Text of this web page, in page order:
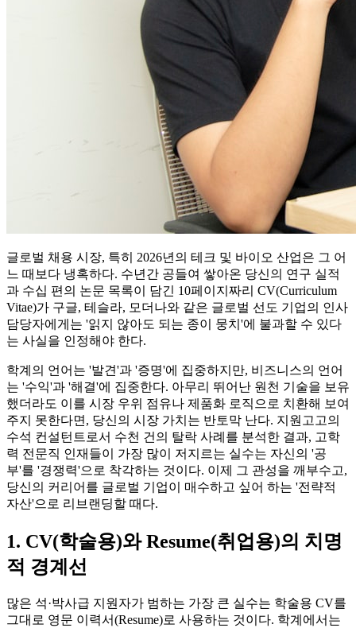
글로벌 채용 시장, 특히 2026년의 테크 및 바이오 산업은 그 어
느 때보다 냉혹하다. 수년간 공들여 쌓아온 당신의 연구 실적
과 수십 편의 논문 목록이 담긴 10페이지짜리 CV(Curriculum
Vitae)가 구글, 테슬라, 모더나와 같은 글로벌 선도 기업의 인사
담당자에게는 '읽지 않아도 되는 종이 뭉치'에 불과할 수 있다
는 사실을 인정해야 한다.
학계의 언어는 '발견'과 '증명'에 집중하지만, 비즈니스의 언어
는 '수익'과 '해결'에 집중한다. 아무리 뛰어난 원천 기술을 보유
했더라도 이를 시장 우위 점유나 제품화 로직으로 치환해 보여
주지 못한다면, 당신의 시장 가치는 반토막 난다. 지원고고의
수석 컨설턴트로서 수천 건의 탈락 사례를 분석한 결과, 고학
력 전문직 인재들이 가장 많이 저지르는 실수는 자신의 '공
부'를 '경쟁력'으로 착각하는 것이다. 이제 그 관성을 깨부수고,
당신의 커리어를 글로벌 기업이 매수하고 싶어 하는 '전략적
자산'으로 리브랜딩할 때다.
1. CV(학술용)와 Resume(취업용)의 치명
적 경계선
많은 석·박사급 지원자가 범하는 가장 큰 실수는 학술용 CV를
그대로 영문 이력서(Resume)로 사용하는 것이다. 학계에서는